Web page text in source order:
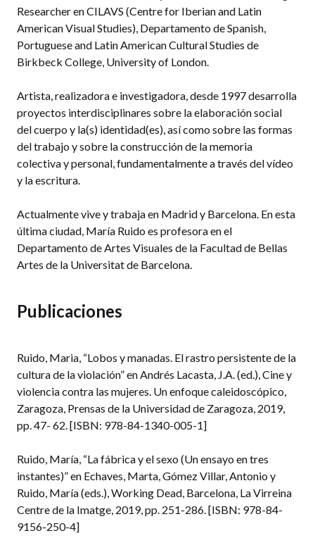
Researcher en CILAVS (Centre for Iberian and Latin
American Visual Studies), Departamento de Spanish,
Portuguese and Latin American Cultural Studies de
Birkbeck College, University of London.
Artista, realizadora e investigadora, desde 1997 desarrolla
proyectos interdisciplinares sobre la elaboración social
del cuerpo y la(s) identidad(es), así como sobre las formas
del trabajo y sobre la construcción de la memoria
colectiva y personal, fundamentalmente a través del vídeo
y la escritura.
Actualmente vive y trabaja en Madrid y Barcelona. En esta
última ciudad, María Ruido es profesora en el
Departamento de Artes Visuales de la Facultad de Bellas
Artes de la Universitat de Barcelona.
Publicaciones
Ruido, Maria, “Lobos y manadas. El rastro persistente de la
cultura de la violación” en Andrés Lacasta, J.A. (ed.), Cine y
violencia contra las mujeres. Un enfoque caleidoscópico,
Zaragoza, Prensas de la Universidad de Zaragoza, 2019,
pp. 47- 62. [ISBN: 978-84-1340-005-1]
Ruido, María, “La fábrica y el sexo (Un ensayo en tres
instantes)” en Echaves, Marta, Gómez Villar, Antonio y
Ruido, María (eds.), Working Dead, Barcelona, La Virreina
Centre de la Imatge, 2019, pp. 251-286. [ISBN: 978-84-
9156-250-4]